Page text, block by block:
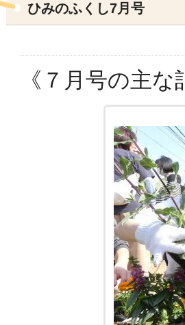
ひみのふくし7月号
《７月号の主な